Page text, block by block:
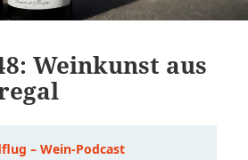
Weinkunst aus